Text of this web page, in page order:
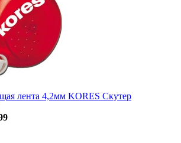
лента 4,2мм KORES Скутер